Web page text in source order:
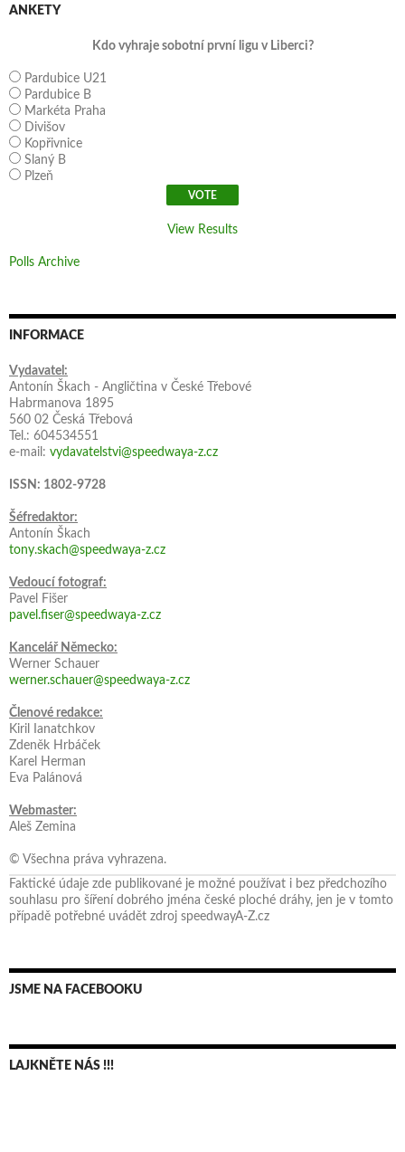
ANKETY
Kdo vyhraje sobotní první ligu v Liberci?
Pardubice U21
Pardubice B
Markéta Praha
Divišov
Kopřivnice
Slaný B
Plzeň
View Results
Polls Archive
INFORMACE
Vydavatel:
Antonín Škach - Angličtina v České Třebové
Habrmanova 1895
560 02 Česká Třebová
Tel.: 604534551
e-mail: vydavatelstvi@speedwaya-z.cz
ISSN: 1802-9728
Šéfredaktor:
Antonín Škach
tony.skach@speedwaya-z.cz
Vedoucí fotograf:
Pavel Fišer
pavel.fiser@speedwaya-z.cz
Kancelář Německo:
Werner Schauer
werner.schauer@speedwaya-z.cz
Členové redakce:
Kiril Ianatchkov
Zdeněk Hrbáček
Karel Herman
Eva Palánová
Webmaster:
Aleš Zemina
© Všechna práva vyhrazena.
Faktické údaje zde publikované je možné používat i bez předchozího
souhlasu pro šíření dobrého jména české ploché dráhy, jen je v tomto
případě potřebné uvádět zdroj speedwayA-Z.cz
JSME NA FACEBOOKU
LAJKNĚTE NÁS !!!